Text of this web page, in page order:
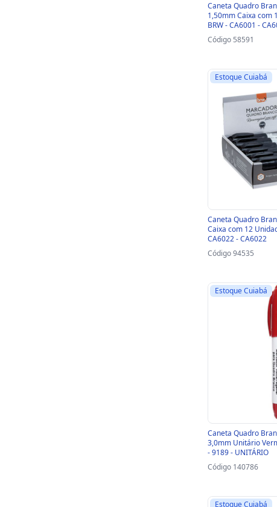
Caneta Quadro
1,50mm Caixa com
BRW - CA6001 -
Código 58591
Estoque Cuiabá
Caneta Quadro
Caixa com 12
CA6022 - CA6022
Código 94535
Estoque Cuiabá
Caneta Quadro
3,0mm Unitário
- 9189 - UNITÁRIO
Código 140786
Estoque Cuiabá